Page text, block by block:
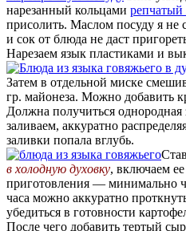
нарезанный кольцами репчатый
присолить. Маслом посуду я не
и сок от блюда не даст
Нарезаем язык пластиками и
Затем в отдельной миске
гр. майонеза. Можно добавить
Должна получиться
заливаем, аккуратно
заливки попала вглубь.
в холодную духовку, включаем
приготовления — минимально
часа можно аккуратно
убедиться в готовности
После чего добавить тертый